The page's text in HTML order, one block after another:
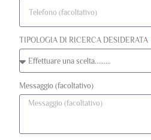
TIPOLOGIA DI RICERCA DESIDERATA
Messaggio (facoltativo)